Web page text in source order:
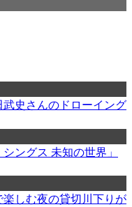
史さんのドローイング
ングス 未知の世界」
しむ夜の貸切川下りが